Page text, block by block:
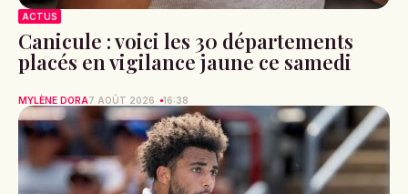
ACTUS
Canicule : voici les 30 départements
placés en vigilance jaune ce samedi
MYLÈNE DORA7 AOÛT 2026 16:38